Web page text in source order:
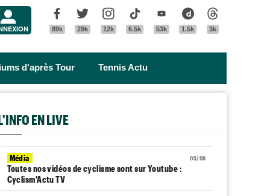
Facebook
89k
Twitter
29k
Instagram
12k
Tik Tok
6.5k
Youtube
53k
Dailymotion
1.5k 3k
d'après Tour Tennis Actu
EN LIVE
05/08
Média
Toutes nos vidéos de cyclisme sont sur Youtube :
Cyclism'Actu TV